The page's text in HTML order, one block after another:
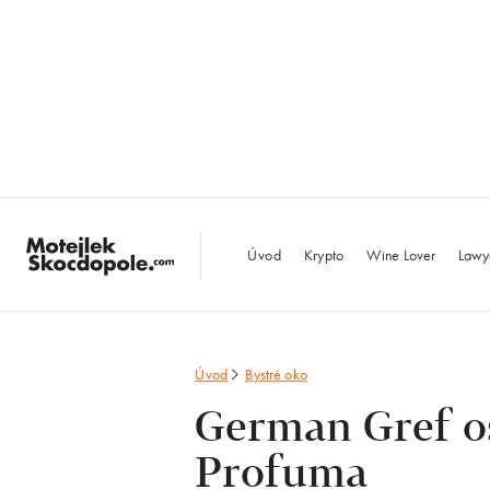
Úvod Krypto Wine Lover
Úvod Bystré oko
German Gref
Profuma